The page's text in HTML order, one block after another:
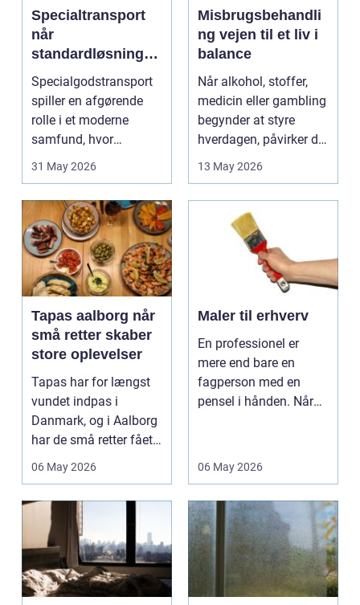
Specialtransport
når
standardløsninger
ikke rækker
Specialgodstransport
spiller en afgørende
rolle i et moderne
samfund, hvor
industrien bliver mere
31 May 2026
Misbrugsbehandli
ng vejen til et liv i
balance
Når alkohol, stoffer,
medicin eller gambling
begynder at styre
hverdagen, påvirker det
ikke kun pers...
13 May 2026
Tapas aalborg når
små retter skaber
store oplevelser
Tapas har for længst
vundet indpas i
Danmark, og i Aalborg
har de små retter fået
deres helt eget li...
06 May 2026
Maler til erhverv
En professionel er
mere end bare en
fagperson med en
pensel i hånden. Når
06 May 2026